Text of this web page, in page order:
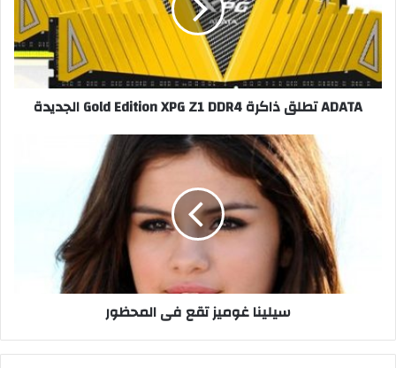
Edition
XPG
Z1
DDR4
الجديدة
ADATA تطلق ذاكرة Gold Edition XPG Z1 DDR4 الجديدة
سيلينا غوميز تقع فى المحظور